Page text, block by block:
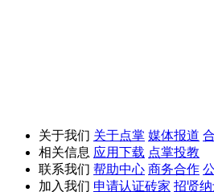
关于我们 关于点掌 媒体报道
相关信息 应用下载 点掌投教
联系我们 帮助中心 商务合作
加入我们 申请认证砖家 招贤